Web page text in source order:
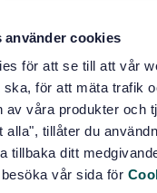
använder cookies
för att se till att vår
ska, för att mäta trafik
av våra produkter och
alla", tillåter du
tillbaka ditt
vår sida för
· SS-ISO 6916-2:2024
– Produkter av
– Del 2:
artiklar